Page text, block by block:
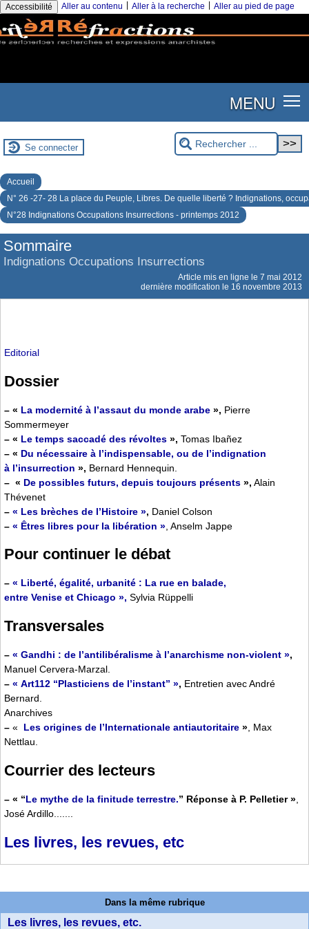
Accessibilité Aller au contenu Aller à la recherche Aller au pied de page
MENU
Se connecter
Accueil
N° 26 -27- 28 La place du Peuple, Libres. De quelle liberté ? Indignations,
N°28 Indignations Occupations Insurrections - printemps 2012
Sommaire
Indignations Occupations Insurrections
Article mis en ligne le 7 mai 2012
dernière modification le 16 novembre 2013
Editorial
Dossier
– « La modernité à l’assaut du monde arabe », Pierre
Sommermeyer
– « Le temps saccadé des révoltes », Tomas Ibañez
– « Du nécessaire à l’indispensable, ou de l’indignation
à l’insurrection », Bernard Hennequin.
– « De possibles futurs, depuis toujours présents », Alain
Thévenet
– « Les brèches de l’Histoire », Daniel Colson
– « Êtres libres pour la libération » , Anselm Jappe
Pour continuer le débat
– « Liberté, égalité, urbanité : La rue en balade,
entre Venise et Chicago », Sylvia Rüppelli
Transversales
– « Gandhi : de l’antilibéralisme à l’anarchisme non-violent »,
Manuel Cervera-Marzal.
– « Art112 “Plasticiens de l’instant” », Entretien avec André
Bernard.
Anarchives
– « Les origines de l’Internationale antiautoritaire », Max
Nettlau.
Courrier des lecteurs
– « “Le mythe de la finitude terrestre.” Réponse à P. Pelletier »
José Ardillo.......
Les livres, les revues, etc
Dans la même rubrique
Les livres, les revues, etc.